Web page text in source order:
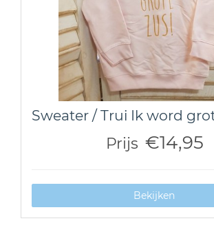
Sweater / Trui Ik word
Prijs €14,95
Bekijken